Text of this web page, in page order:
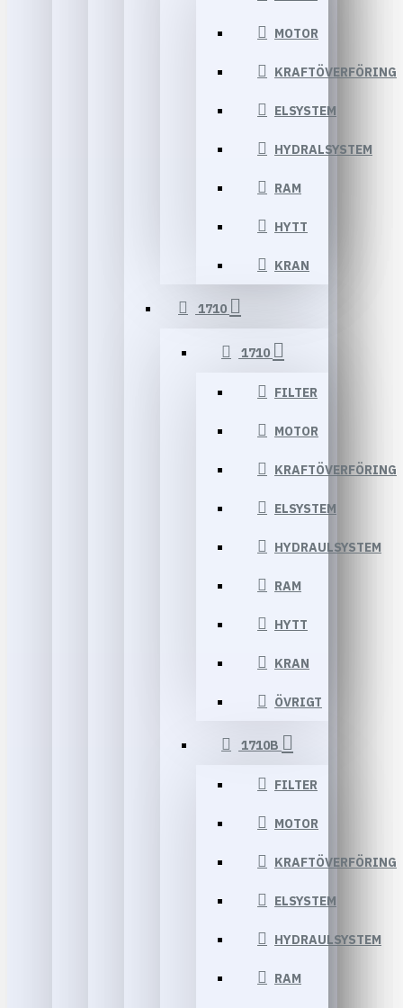
MOTOR
KRAFTÖVERFÖRING
ELSYSTEM
HYDRALSYSTEM
RAM
HYTT
KRAN
1710
1710
FILTER
MOTOR
KRAFTÖVERFÖRING
ELSYSTEM
HYDRAULSYSTEM
RAM
HYTT
KRAN
ÖVRIGT
1710B
FILTER
MOTOR
KRAFTÖVERFÖRING
ELSYSTEM
HYDRAULSYSTEM
RAM